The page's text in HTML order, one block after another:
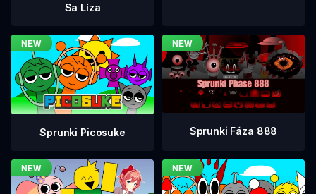
Sa Líza
Sprunki Picosuke Sprunki Fáza 888